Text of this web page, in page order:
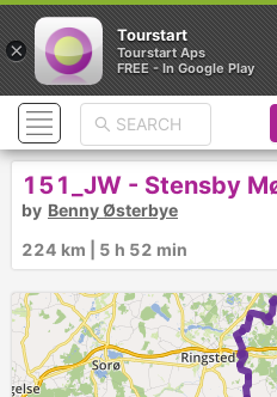
151_JW - Stensby
by Benny Østerbye
224 km | 5 h 52 min
×
Tourstart
Tourstart Aps
FREE - In Google Play